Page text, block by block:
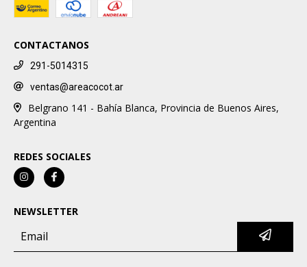
CONTACTANOS
291-5014315
ventas@areacocot.ar
Belgrano 141 - Bahía Blanca, Provincia de Buenos Aires,
Argentina
REDES SOCIALES
NEWSLETTER